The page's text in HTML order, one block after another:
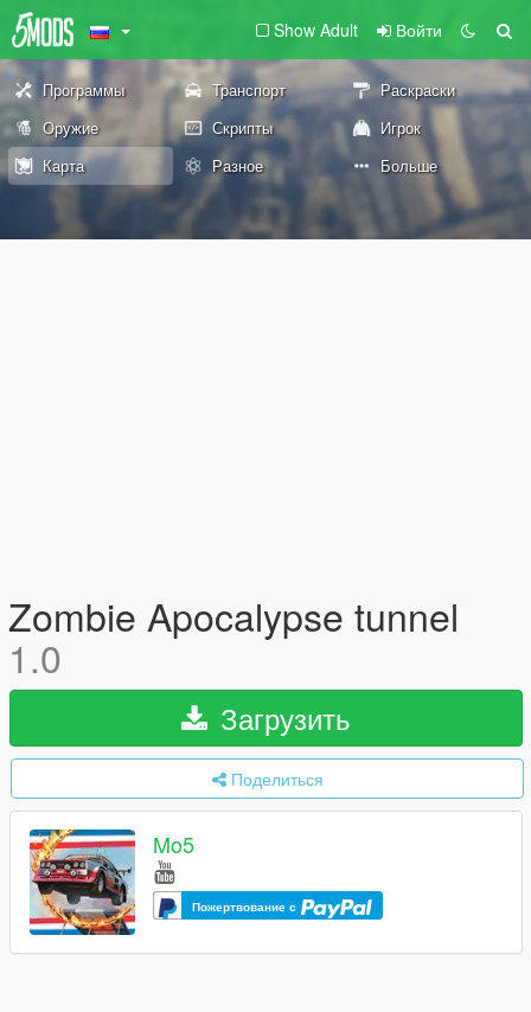
Show Adult Войти
Программы Транспорт
Раскраски
Оружие
Скрипты
Игрок
Карта
Разное Больше
Zombie Apocalypse tunnel
1.0
Загрузить
Поделиться
Mo5
Пожертвование с